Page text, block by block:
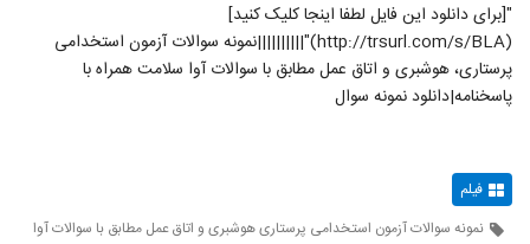
"[برای دانلود این فایل لطفا اینجا کلیک کنید]
(http://trsurl.com/s/BLA)"||||||||||نمونه سوالات آزمون استخدامی
پرستاری، هوشبری و اتاق عمل مطابق با سوالات آوا سلامت همراه با
پاسخنامه|دانلود نمونه سوال
فیلم
نمونه سوالات آزمون استخدامی پرستاری هوشبری و اتاق عمل مطابق با سوالات آوا